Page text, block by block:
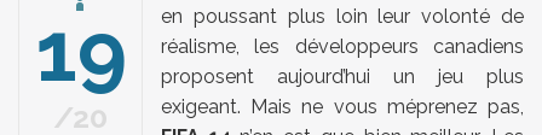
19
20
en poussant plus loin leur volonté de
réalisme, les développeurs canadiens
proposent aujourd’hui un jeu plus
exigeant. Mais ne vous méprenez pas,